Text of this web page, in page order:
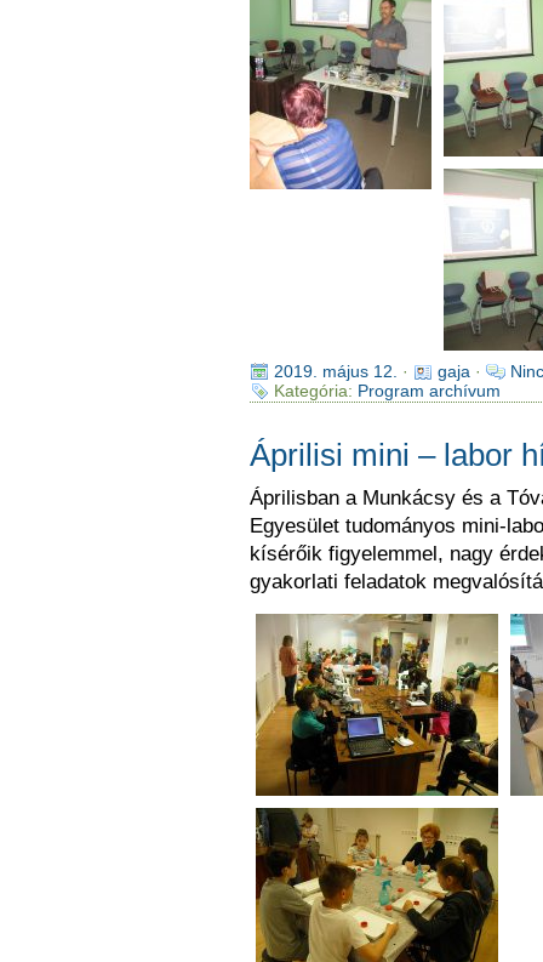
2019. május 12. · gaja ·
Kategória: Program archívum
Áprilisi mini – labor
Áprilisban a Munkácsy és a
Egyesület tudományos mini-
kísérőik figyelemmel, nagy
gyakorlati feladatok